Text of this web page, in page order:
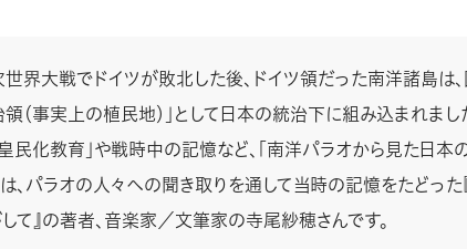
界大戦でドイツが敗北した後、ドイツ領だった南洋諸島は
（事実上の植民地）」として日本の統治下に組み込まれま
民化教育」や戦時中の記憶など、「南洋パラオから見た日本
、パラオの人々への聞き取りを通して当時の記憶をたどった
て』の著者、音楽家／文筆家の寺尾紗穂さんです。